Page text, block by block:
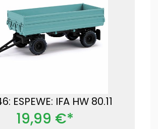
ESPEWE: IFA HW 80.11
19,99 €*